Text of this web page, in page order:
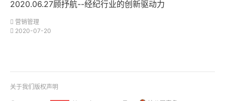
2020.06.27顾抒航--经纪行业的创新驱动力
营销管理
2020-07-20
关于我们 版权声明